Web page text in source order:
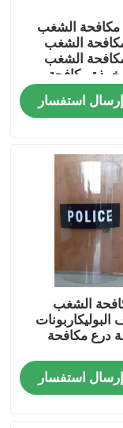
الشغب
الشغب
الشغب
خوذة مكافحة
إرسال استفسار
الشغب
البوليكاربونات
درع مكافحة
إرسال استفسار